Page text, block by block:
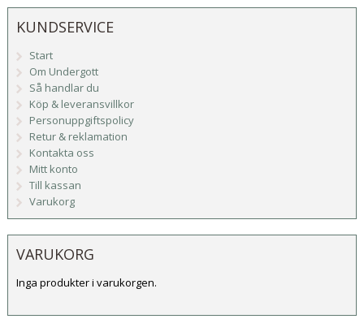
KUNDSERVICE
Start
Om Undergott
Så handlar du
Köp & leveransvillkor
Personuppgiftspolicy
Retur & reklamation
Kontakta oss
Mitt konto
Till kassan
Varukorg
VARUKORG
Inga produkter i varukorgen.